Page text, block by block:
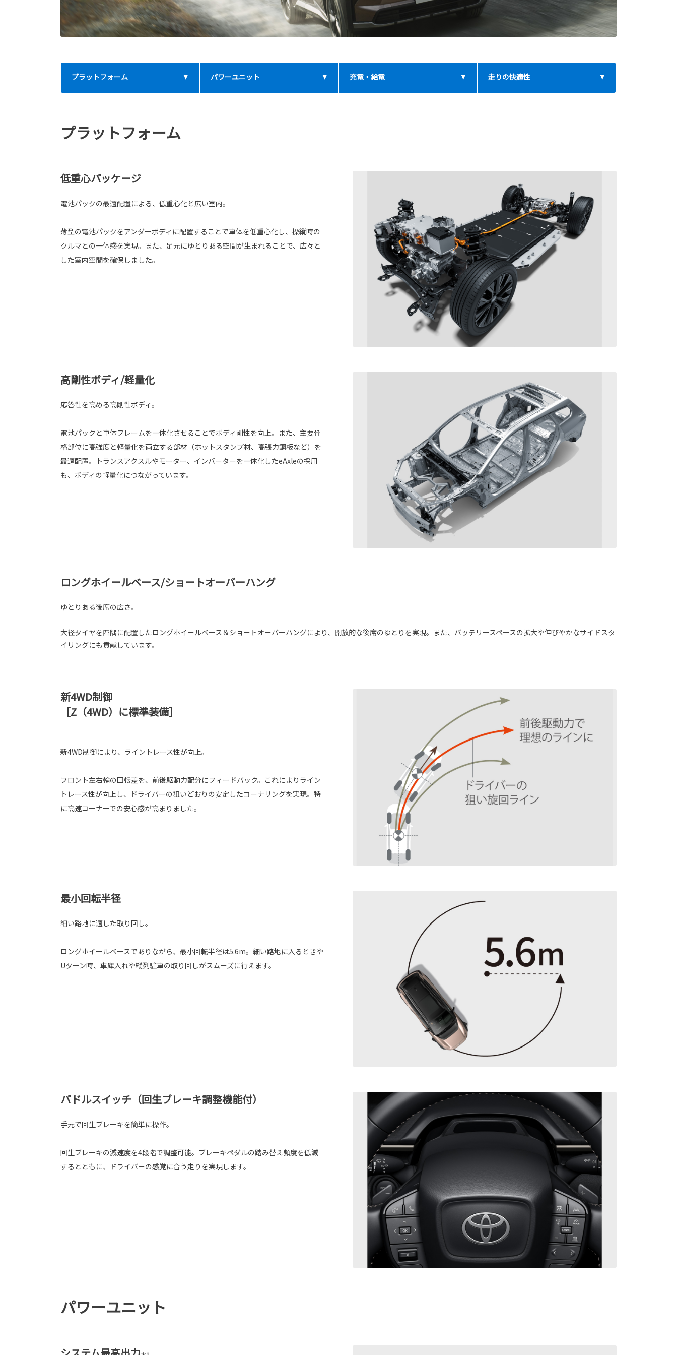
プラットフォーム パワーユニット 充電・給電 走りの快適性
プラットフォーム
低重心パッケージ
電池パックの最適配置による、低重心化と広い室内。
薄型の電池パックをアンダーボディに配置することで車体を低重心化し、操縦時の
クルマとの一体感を実現。また、足元にゆとりある空間が生まれることで、広々と
した室内空間を確保しました。
高剛性ボディ/軽量化
応答性を高める高剛性ボディ。
電池パックと車体フレームを一体化させることでボディ剛性を向上。また、主要骨
格部位に高強度と軽量化を両立する部材（ホットスタンプ材、高張力鋼板など）を
最適配置。トランスアクスルやモーター、インバーターを一体化したeAxleの採用
も、ボディの軽量化につながっています。
ロングホイールベース/ショートオーバーハング
ゆとりある後席の広さ。
大径タイヤを四隅に配置したロングホイールベース＆ショートオーバーハングにより、開放的な後席のゆとりを実現。また、バッテリースペースの拡大や伸びやかなサイドスタ
イリングにも貢献しています。
新4WD制御
［Z（4WD）に標準装備］
新4WD制御により、ライントレース性が向上。
フロント左右輪の回転差を、前後駆動力配分にフィードバック。これによりライン
トレース性が向上し、ドライバーの狙いどおりの安定したコーナリングを実現。特
に高速コーナーでの安心感が高まりました。
最小回転半径
細い路地に適した取り回し。
ロングホイールベースでありながら、最小回転半径は5.6m。細い路地に入るときや
Uターン時、車庫入れや縦列駐車の取り回しがスムーズに行えます。
パドルスイッチ（回生ブレーキ調整機能付）
手元で回生ブレーキを簡単に操作。
回生ブレーキの減速度を4段階で調整可能。ブレーキペダルの踏み替え頻度を低減
するとともに、ドライバーの感覚に合う走りを実現します。
パワーユニット